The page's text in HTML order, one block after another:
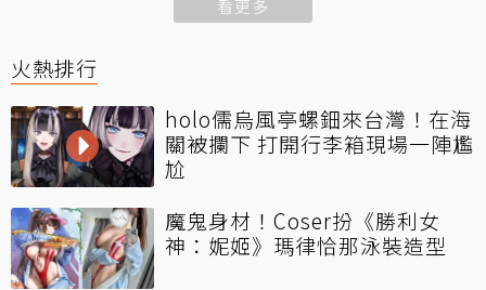
看更多
火熱排行
holo儒烏風亭螺鈿來台灣！在海
關被攔下 打開行李箱現場一陣尷
尬
魔鬼身材！Coser扮《勝利女
神：妮姬》瑪律恰那泳裝造型